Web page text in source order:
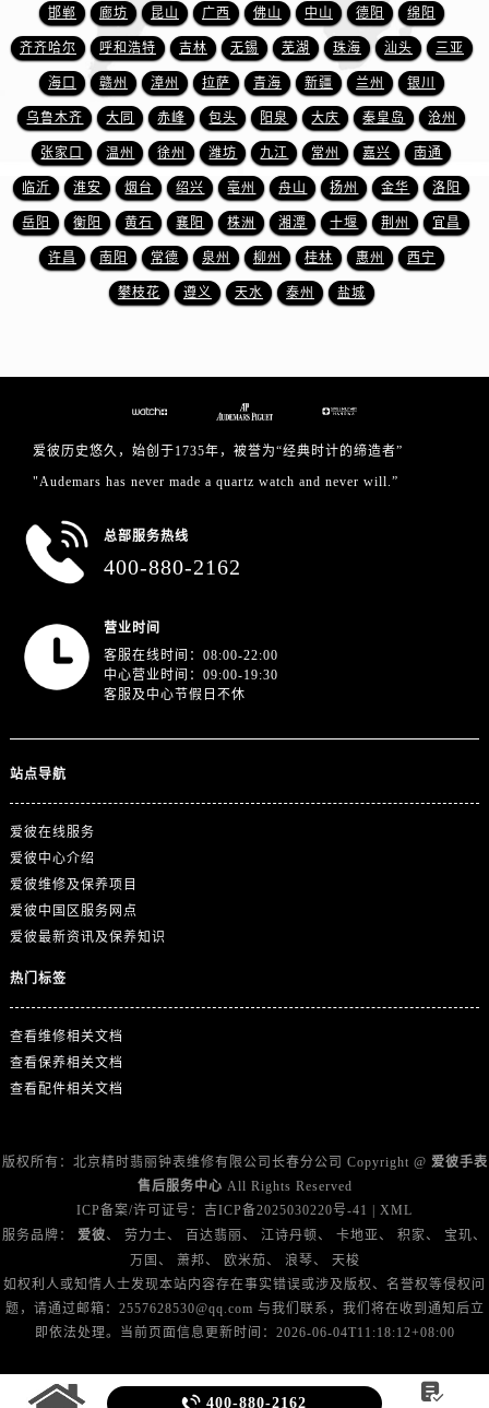
江西省南昌市红谷滩新区红谷中大道998号绿地双子塔（中央广场）A1座办公楼14层1407室爱彼售后服务中心（需提前预约）
江西省萍乡市安源区萍安北大道与康庄路交叉口爱彼售后服务中心（需提前预约）
江西省上饶市信州区滨江西路爱彼售后服务中心（需提前预约）
江西省新余市渝水区北湖西路爱彼售后服务中心（需提前预约）
江西省宜春市袁州区中山中路爱彼售后服务中心（需提前预约）
江西省鹰潭市月湖区胜利东路爱彼售后服务中心（需提前预约）
山东省德州市德城区东风中路爱彼售后服务中心（需提前预约）
山东省东营市东营区济南路爱彼售后服务中心（需提前预约）
山东省济南市历下区经十路11111号华润中心写字楼（万象城）15层1508室爱彼售后服务中心（需提前预约）
山东省日照市东港区烟台路爱彼售后服务中心（需提前预约）
浙江省丽水市莲都区解放街爱彼售后服务中心（需提前预约）
浙江省衢州市柯城区上街爱彼售后服务中心（需提前预约）
广东省潮州市潮安区新风路与潮汕路交汇处爱彼售后服务中心（需提前预约）
广东省惠州市惠城区江北文昌一路7号华贸大厦1座30层3005室爱彼售后服务中心（需提前预约）
广东省江门市蓬江区广场西路爱彼售后服务中心（需提前预约）
广东省茂名市电白区水东街道迎宾大道爱彼售后服务中心（需提前预约）
邯郸 廊坊 昆山 广西 佛山 中山 德阳 绵阳
齐齐哈尔 呼和浩特 吉林 无锡 芜湖 珠海 汕头 三亚
海口 赣州 漳州 拉萨 青海 新疆 兰州 银川
乌鲁木齐 大同 赤峰 包头 阳泉 大庆 秦皇岛 沧州
张家口 温州 徐州 潍坊 九江 常州 嘉兴 南通
临沂 淮安 烟台 绍兴 亳州 舟山 扬州 金华 洛阳
岳阳 衡阳 黄石 襄阳 株洲 湘潭 十堰 荆州 宜昌
许昌 南阳 常德 泉州 柳州 桂林 惠州 西宁
攀枝花 遵义 天水 泰州 盐城
爱彼历史悠久，始创于1735年，被誉为“经典时计的缔造者”
"Audemars has never made a quartz watch and never will.”
总部服务热线
400-880-2162
营业时间
客服在线时间：08:00-22:00
中心营业时间：09:00-19:30
客服及中心节假日不休
站点导航
爱彼在线服务
爱彼中心介绍
爱彼维修及保养项目
爱彼中国区服务网点
爱彼最新资讯及保养知识
热门标签
查看维修相关文档
查看保养相关文档
查看配件相关文档
版权所有：北京精时翡丽钟表维修有限公司长春分公司 Copyright @ 爱彼手表
售后服务中心 All Rights Reserved
ICP备案/许可证号： 吉ICP备2025030220号-41 | XML
服务品牌： 爱彼、 劳力士、 百达翡丽、 江诗丹顿、 卡地亚 、 积家 、 宝玑、
万国 、 萧邦、 欧米茄、 浪琴、 天梭
如权利人或知情人士发现本站内容存在事实错误或涉及版权、名誉权等侵权问
题，请通过邮箱：2557628530@qq.com 与我们联系，我们将在收到通知后立
即依法处理。当前页面信息更新时间：2026-06-04T11:18:12+08:00
 400-880-2162 